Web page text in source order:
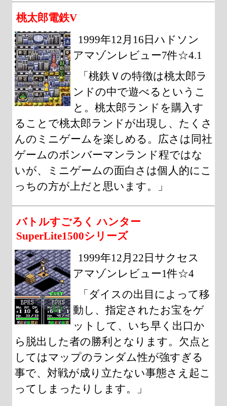
桃太郎電鉄V
1999年12月16日ハドソン
アマゾンレビュー7件☆4.1
「桃鉄Ｖの特徴は桃太郎ラ
ンドの中で遊べるというこ
と。桃太郎ランドを購入す
ることで桃太郎ランドが出現し、たくさ
んのミニゲームを楽しめる。広さは同社
ゲームのボンバーマンランド程ではな
いが、ミニゲームの面白さは個人的にこ
っちの方が上だと思います。」
バトルすごろく ハンター
SuperLite1500シリーズ
1999年12月22日サクセス
アマゾンレビュー1件☆4
「ダイスの出目によって移
動し、指定されたお宝をゲ
ットして、いち早く出口か
ら脱出した者の勝利となります。欠点と
してはマップのランダム性が強すぎる
事で、対戦が成り立たない事態さえ起こ
ってしまったりします。」